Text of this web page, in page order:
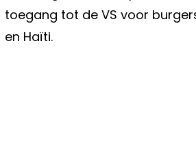
toegang tot de VS voor
en Haïti.